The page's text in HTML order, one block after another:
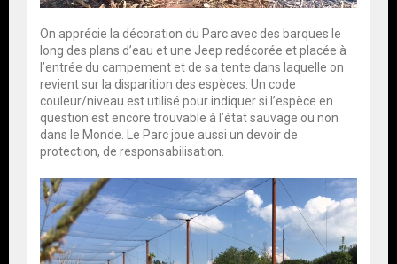
On apprécie la décoration du Parc avec des barques le
long des plans d’eau et une Jeep redécorée et placée à
l’entrée du campement et de sa tente dans laquelle on
revient sur la disparition des espèces. Un code
couleur/niveau est utilisé pour indiquer si l’espèce en
question est encore trouvable à l’état sauvage ou non
dans le Monde. Le Parc joue aussi un devoir de
protection, de responsabilisation.